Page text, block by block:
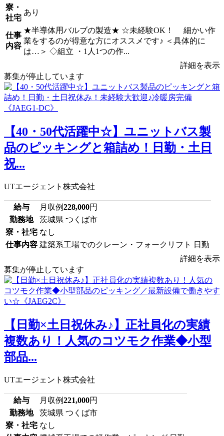
寮・
社宅
あり
仕事
内容
★半導体用バルブの製造★ ☆未経験OK！ 細かい作
業をするのが得意な方にオススメです♪ ＜具体的に
は…＞ ◇組立 ・1人1つの作...
詳細を表示
募集が停止しています
【40・50代活躍中☆】ユニットバス製
品のピッキングと箱詰め！日勤・土日
祝...
UTエージェント株式会社
給与 月収例228,000円
勤務地
茨城県 つくば市
寮・社宅 なし
仕事内容 建築系工場でのクレーン・フォークリフト 日勤
詳細を表示
募集が停止しています
【日勤×土日祝休み♪】正社員化の実績
複数あり！人気のコツモク作業◆小型
部品...
UTエージェント株式会社
給与 月収例221,000円
勤務地
茨城県 つくば市
寮・社宅 なし